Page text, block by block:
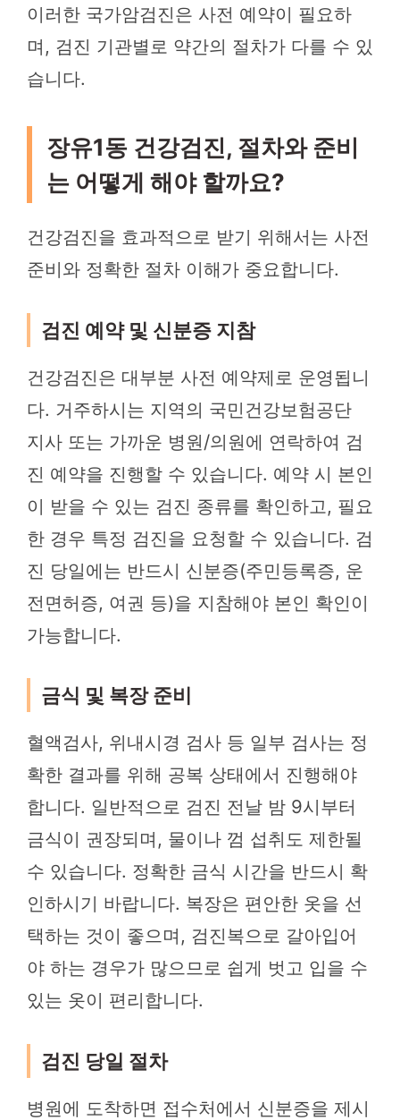
이러한 국가암검진은 사전 예약이 필요하
며, 검진 기관별로 약간의 절차가 다를 수 있
습니다.
장유1동 건강검진, 절차와 준비
는 어떻게 해야 할까요?
건강검진을 효과적으로 받기 위해서는 사전
준비와 정확한 절차 이해가 중요합니다.
검진 예약 및 신분증 지참
건강검진은 대부분 사전 예약제로 운영됩니
다. 거주하시는 지역의 국민건강보험공단
지사 또는 가까운 병원/의원에 연락하여 검
진 예약을 진행할 수 있습니다. 예약 시 본인
이 받을 수 있는 검진 종류를 확인하고, 필요
한 경우 특정 검진을 요청할 수 있습니다. 검
진 당일에는 반드시 신분증(주민등록증, 운
전면허증, 여권 등)을 지참해야 본인 확인이
가능합니다.
금식 및 복장 준비
혈액검사, 위내시경 검사 등 일부 검사는 정
확한 결과를 위해 공복 상태에서 진행해야
합니다. 일반적으로 검진 전날 밤 9시부터
금식이 권장되며, 물이나 껌 섭취도 제한될
수 있습니다. 정확한 금식 시간을 반드시 확
인하시기 바랍니다. 복장은 편안한 옷을 선
택하는 것이 좋으며, 검진복으로 갈아입어
야 하는 경우가 많으므로 쉽게 벗고 입을 수
있는 옷이 편리합니다.
검진 당일 절차
병원에 도착하면 접수처에서 신분증을 제시